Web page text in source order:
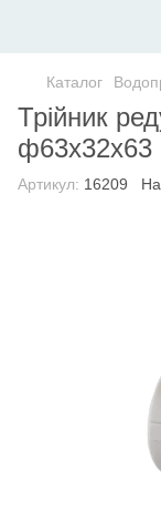
Каталог
Трійник
ф63х32х63
Артикул: 16209